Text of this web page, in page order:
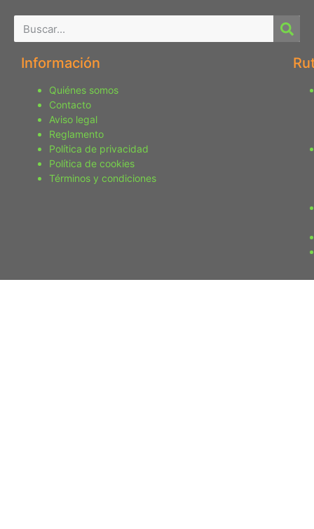
Información
Quiénes somos
Contacto
Aviso legal
Reglamento
Política de privacidad
Política de cookies
Términos y condiciones